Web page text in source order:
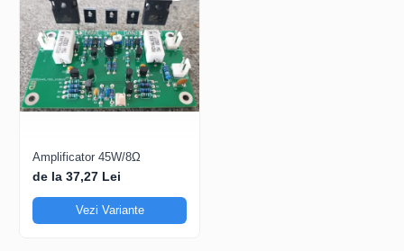
Amplificator 45W/8Ω
de la 37,27 Lei
Vezi Variante